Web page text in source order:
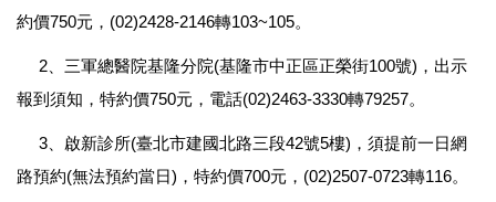
約價750元，(02)2428-2146轉103~105。
2、三軍總醫院基隆分院(基隆市中正區正榮街100號)，出示
報到須知，特約價750元，電話(02)2463-3330轉79257。
3、啟新診所(臺北市建國北路三段42號5樓)，須提前一日網
路預約(無法預約當日)，特約價700元，(02)2507-0723轉116。